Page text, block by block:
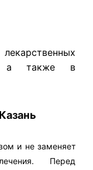
а также в
Казань
и не заменяет
Перед